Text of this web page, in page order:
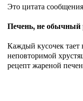
Это цитата сообщения
Печень, не обычный
Каждый кусочек
неповторимой
рецепт жареной